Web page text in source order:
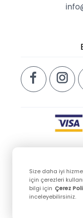
Copyright ©
Size daha iyi
için çerezleri
bilgi için Çerez
inceleyebilirsiniz.